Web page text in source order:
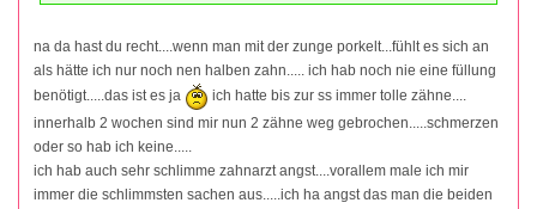
na da hast du recht....wenn man mit der zunge porkelt...fühlt es sich an
als hätte ich nur noch nen halben zahn..... ich hab noch nie eine füllung
benötigt.....das ist es ja
ich hatte bis zur ss immer tolle zähne....
innerhalb 2 wochen sind mir nun 2 zähne weg gebrochen.....schmerzen
oder so hab ich keine.....
ich hab auch sehr schlimme zahnarzt angst....vorallem male ich mir
immer die schlimmsten sachen aus.....ich ha angst das man die beiden